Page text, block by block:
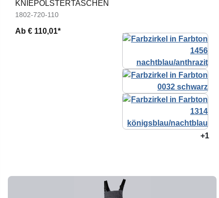
KNIEPOLSTERTASCHEN
1802-720-110
Ab € 110,01*
+1